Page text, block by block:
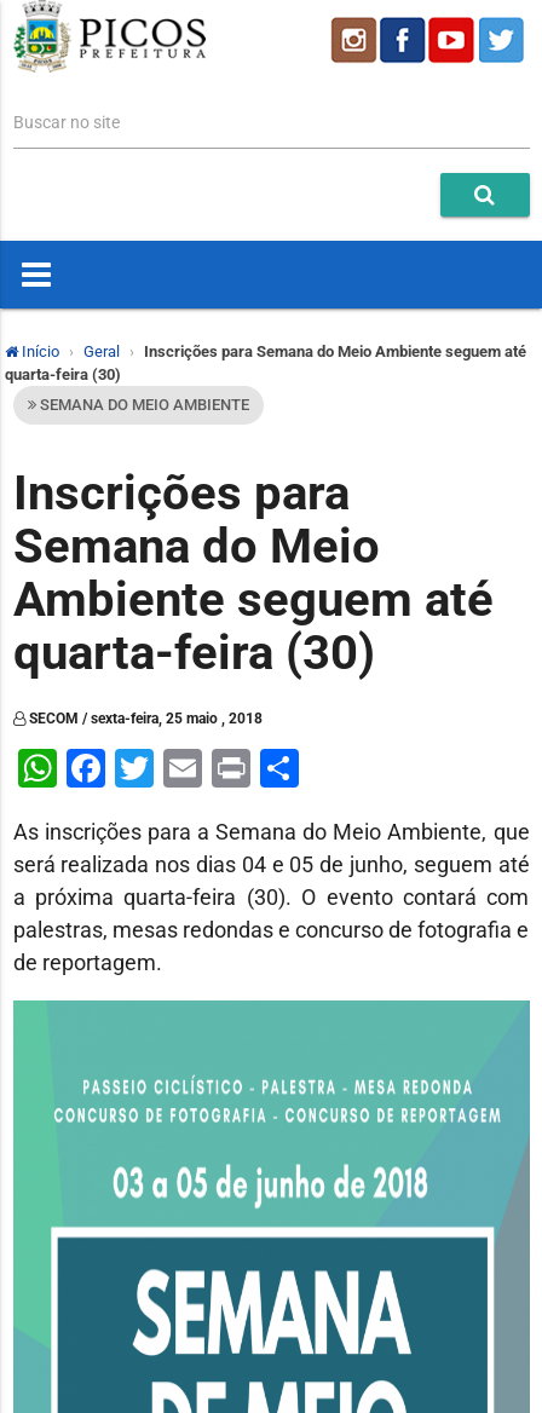
Buscar no site
Início Geral
Inscrições para Semana do Meio Ambiente seguem até
quarta-feira (30)
SEMANA DO MEIO AMBIENTE
Inscrições para
Semana do Meio
Ambiente seguem até
quarta-feira (30)
SECOM / sexta-feira, 25 maio , 2018
WhatsApp
Facebook
Twitter
Email
PrintShare
As inscrições para a Semana do Meio Ambiente, que
será realizada nos dias 04 e 05 de junho, seguem até
a próxima quarta-feira (30). O evento contará com
palestras, mesas redondas e concurso de fotografia e
de reportagem.